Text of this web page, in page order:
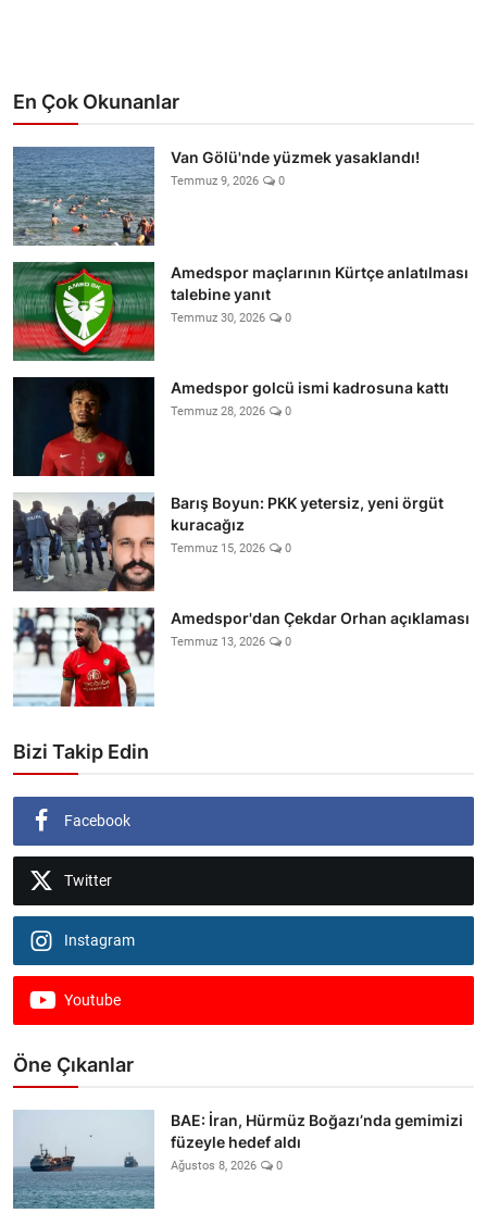
En Çok Okunanlar
Van Gölü'nde yüzmek yasaklandı!
Temmuz 9, 2026 0
Amedspor maçlarının Kürtçe anlatılması
talebine yanıt
Temmuz 30, 2026 0
Amedspor golcü ismi kadrosuna kattı
Temmuz 28, 2026 0
Barış Boyun: PKK yetersiz, yeni örgüt
kuracağız
Temmuz 15, 2026 0
Amedspor'dan Çekdar Orhan açıklaması
Temmuz 13, 2026 0
Bizi Takip Edin
Facebook
Twitter
Instagram
Youtube
Öne Çıkanlar
BAE: İran, Hürmüz Boğazı’nda gemimizi
füzeyle hedef aldı
Ağustos 8, 2026 0